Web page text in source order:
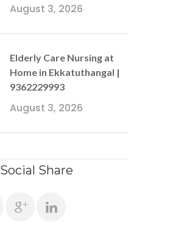
August 3, 2026
Elderly Care Nursing at
Home in Ekkatuthangal |
9362229993
August 3, 2026
Social Share